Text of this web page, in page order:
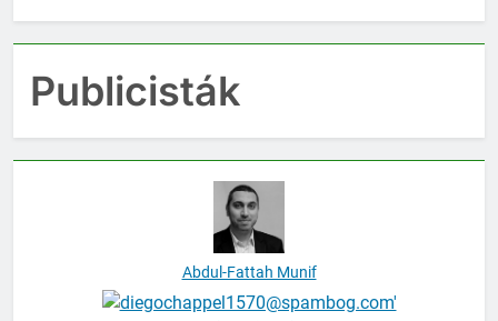
Publicisták
Abdul-Fattah Munif